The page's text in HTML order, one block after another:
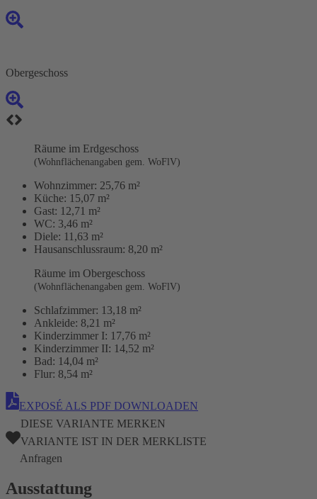
Obergeschoss
Räume im Erdgeschoss
(Wohnflächenangaben gem. WoFlV)
Wohnzimmer: 25,76 m²
Küche: 15,07 m²
Gast: 12,71 m²
WC: 3,46 m²
Diele: 11,63 m²
Hausanschlussraum: 8,20 m²
Räume im Obergeschoss
(Wohnflächenangaben gem. WoFlV)
Schlafzimmer: 13,18 m²
Ankleide: 8,21 m²
Kinderzimmer I: 17,76 m²
Kinderzimmer II: 14,52 m²
Bad: 14,04 m²
Flur: 8,54 m²
EXPOSÉ ALS PDF DOWNLOADEN
DIESE VARIANTE MERKEN
VARIANTE IST IN DER MERKLISTE
Anfragen
Ausstattung